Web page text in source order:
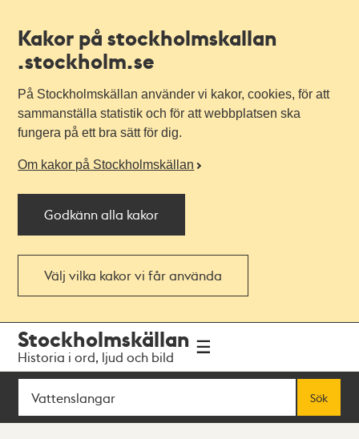
Kakor på stockholmskallan
.stockholm.se
På Stockholmskällan använder vi kakor, cookies, för att
sammanställa statistik och för att webbplatsen ska
fungera på ett bra sätt för dig.
Om kakor på Stockholmskällan
Godkänn alla kakor
Välj vilka kakor vi får använda
navigationen
huvudinnehållet
Stockholmskällan
Historia i ord, ljud och bild
Sök
Sök